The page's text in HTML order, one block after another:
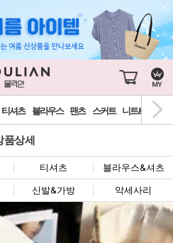
티셔츠 블라우스 팬츠 스커트 니트&가디건
품상세
티셔츠 블라우스&셔츠
신발&가방 악세사리